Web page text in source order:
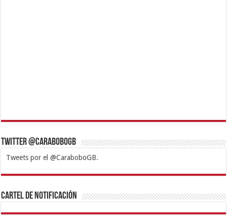
Twitter @CaraboboGB
Tweets por el @CaraboboGB.
1xbetBetturkeyBetistKralbetSupertotobetTipobetMatadorbetMariobet
https://mvbcasino.com/
Cartel de Notificación